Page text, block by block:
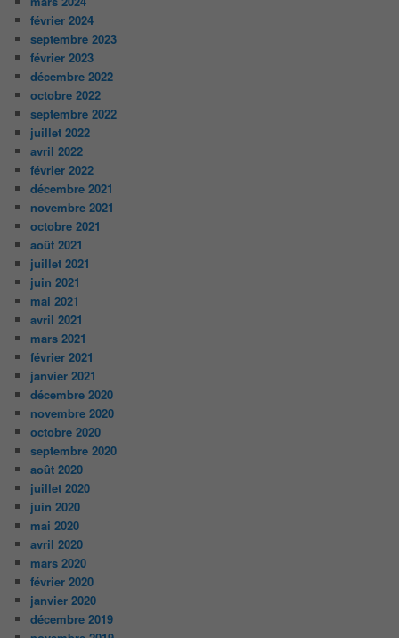
février 2024
septembre 2023
février 2023
décembre 2022
octobre 2022
septembre 2022
juillet 2022
avril 2022
février 2022
décembre 2021
novembre 2021
octobre 2021
août 2021
juillet 2021
juin 2021
mai 2021
avril 2021
mars 2021
février 2021
janvier 2021
décembre 2020
novembre 2020
octobre 2020
septembre 2020
août 2020
juillet 2020
juin 2020
mai 2020
avril 2020
mars 2020
février 2020
janvier 2020
décembre 2019